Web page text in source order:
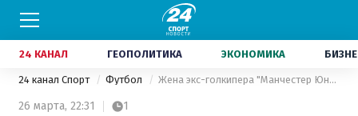
24 КАНАЛ ГЕОПОЛИТИКА ЭКОНОМИКА
24 канал Спорт Футбол Жена экс-голкипера "Манчестер Юнайтед" раздевается для фанатов во время карантина: фото
26 марта, 22:31 1